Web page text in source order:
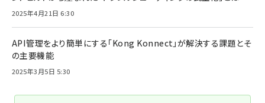
2025年4月21日 6:30
API管理をより簡単にする「Kong Konnect」が解決する課題とそ
の主要機能
2025年3月5日 5:30